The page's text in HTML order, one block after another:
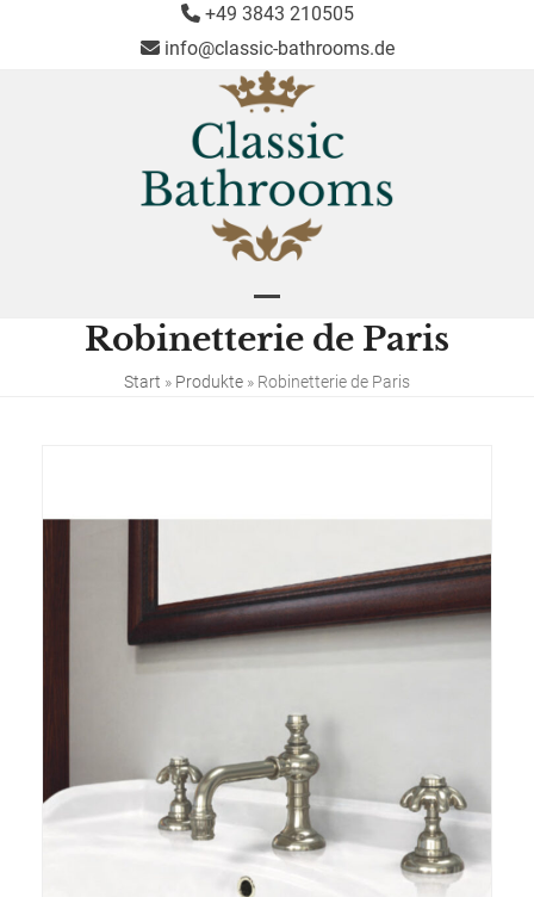
+49 3843 210505
info@classic-bathrooms.de
Open
mobile
menu
Close
mobile
menu
Robinetterie de Paris
Start » Produkte » Robinetterie de Paris